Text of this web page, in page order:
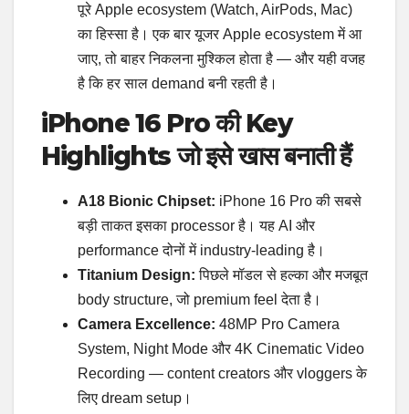
पूरे Apple ecosystem (Watch, AirPods, Mac)
का हिस्सा है। एक बार यूजर Apple ecosystem में आ
जाए, तो बाहर निकलना मुश्किल होता है — और यही वजह
है कि हर साल demand बनी रहती है।
iPhone 16 Pro की Key
Highlights जो इसे खास बनाती हैं
A18 Bionic Chipset: iPhone 16 Pro की सबसे
बड़ी ताकत इसका processor है। यह AI और
performance दोनों में industry-leading है।
Titanium Design: पिछले मॉडल से हल्का और मजबूत
body structure, जो premium feel देता है।
Camera Excellence: 48MP Pro Camera
System, Night Mode और 4K Cinematic Video
Recording — content creators और vloggers के
लिए dream setup।